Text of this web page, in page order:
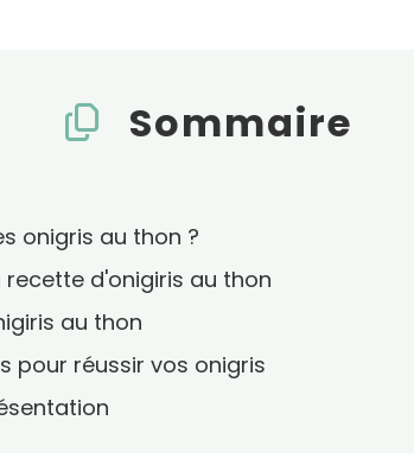
Sommaire
onigris au thon ?
recette d'onigiris au thon
au thon
pour réussir vos onigris